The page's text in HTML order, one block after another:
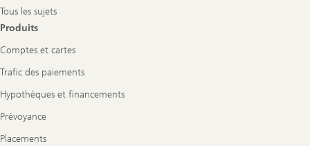
Tous les sujets
Produits
Comptes et cartes
Trafic des paiements
Hypothèques et financements
Prévoyance
Placements